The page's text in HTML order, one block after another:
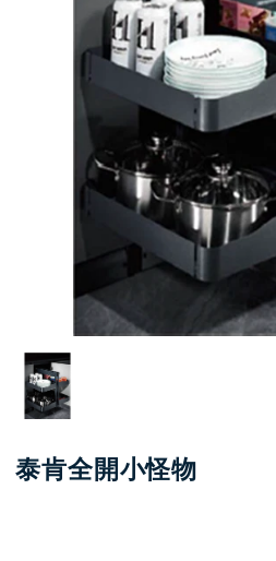
泰肯全開小怪物